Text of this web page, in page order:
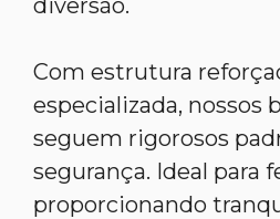
diversão.
Com estrutura
especializada, nossos
seguem rigorosos
segurança. Ideal para
proporcionando